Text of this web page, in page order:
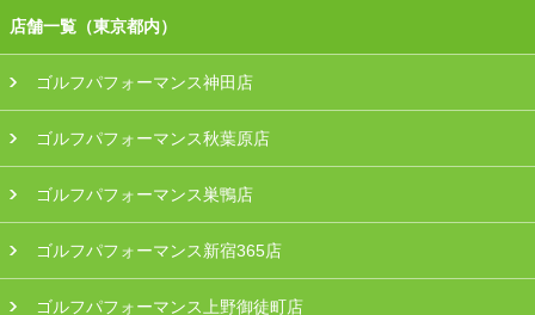
店舗一覧（東京都内）
ゴルフパフォーマンス神田店
ゴルフパフォーマンス秋葉原店
ゴルフパフォーマンス巣鴨店
ゴルフパフォーマンス新宿365店
ゴルフパフォーマンス上野御徒町店